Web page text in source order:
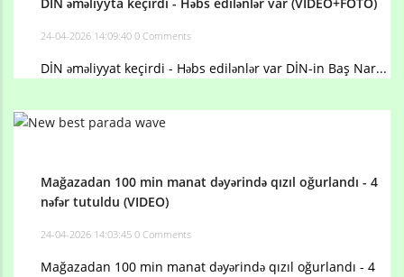
24-04-2026 14:09:40 0 Comments
DİN əməliyyat keçirdi - Həbs edilənlər var DİN-in Baş Nar...
Mağazadan 100 min manat dəyərində qızıl oğurlandı - 4
nəfər tutuldu (VIDEO)
24-04-2026 14:03:45 0 Comments
Mağazadan 100 min manat dəyərində qızıl oğurlandı - 4